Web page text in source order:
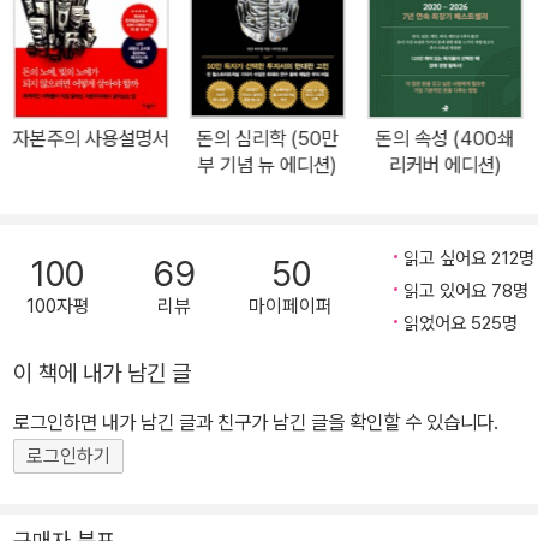
는 지금의 위기를 어떻게 극복할 수 있을 것인가? 미국 리먼브라더스
사태가 내 지갑에 미치는 영향? 지금 자본주의는 기로에 놓여 있다.
이대로 갈 것인가, 새로운 길을 모색할 것인가. 이매뉴얼 월러스틴 예
일대 교수는 2012년 한 강연에서 “자본주의는 한계를 맞았다.”고 말
했고, 2012년 당시 산은금융그룹 회장을 맡고 있던 강만수 전 산업은
며 현재 위기를 겪고 있는 ‘자본주의’를 쉽게 풀어낸 방송, ‘EBS 다큐
프라임 <자본주의> 5부작’이 책으로 출간됐다(가나출판사/388쪽/1
7,000원). 2013년 한국방송대상 대상을 거머쥐면서 다시 한번 주목
의 사소하면서도 근원적인 물음에서 비롯된 것이었다. “왜 미국의 리
먼 사태가 내 지갑 속 돈에 영향을 미치는지, 왜 미국 경제가 우리 집
가계에 영향을 미치는지 궁금했어요. 물가는 왜 수십 년 동안 오르기
공자는 아니지만 이러한 의문을 해소하기 위해 지난 10년 동안 1천여
자본주의 사용설명서
돈의 심리학 (50만
부 기념 뉴 에디션)
돈의 속성 (400쇄
리커버 에디션)
100
100자평
69
리뷰
50
마이페이퍼
읽고 싶어요 212명
읽고 있어요 78명
읽었어요 525명
이 책에 내가 남긴 글
로그인하면 내가 남긴 글과 친구가 남긴 글을 확인할 수 있습니다.
로그인하기